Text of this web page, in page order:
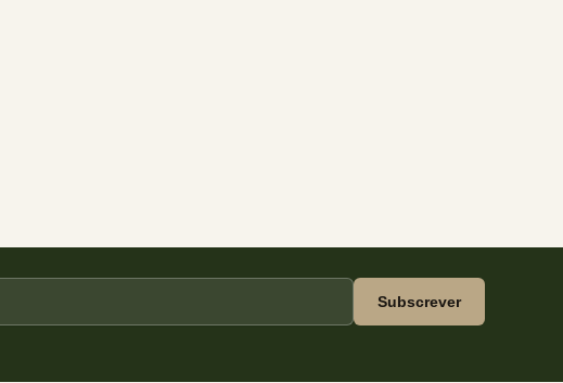
Subscrever